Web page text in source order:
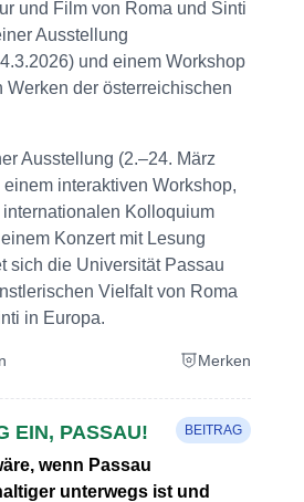
und Film von Roma und Sinti
Ausstellung
und einem Workshop
Werken der österreichischen
Ausstellung (2.–24. März
einem interaktiven Workshop,
Kolloquium
Konzert mit Lesung
sich die Universität Passau
Vielfalt von Roma
in Europa.
Merken
EIN, PASSAU! BEITRAG
wenn Passau
unterwegs ist und